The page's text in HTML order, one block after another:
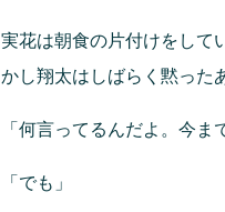
実花は朝食の片付けをして
かし翔太はしばらく黙った
「何言ってるんだよ。今ま
「でも」